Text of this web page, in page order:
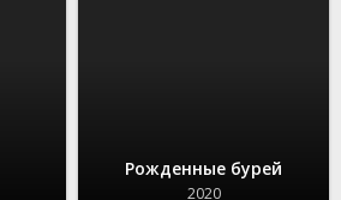
Рожденные бурей
2020